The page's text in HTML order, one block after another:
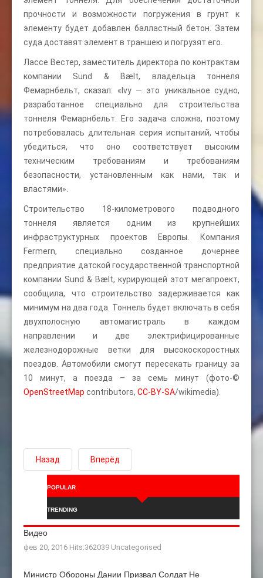
прочности и возможности погружения в грунт к
элементу будет добавлен балластный бетон. Затем
суда доставят элемент в траншею и погрузят его.
Лассе Вестер, заместитель директора по контрактам
компании Sund & Bælt, владельца тоннеля
Фемарнбельт, сказал: «Ivy — это уникальное судно,
разработанное специально для строительства
тоннеля Фемарнбельт. Его задача сложна, поэтому
потребовалась длительная серия испытаний, чтобы
убедиться, что оно соответствует высоким
техническим требованиям и требованиям
безопасности, установленным как нами, так и
властями».
Строительство 18-километрового подводного
тоннеля является одним из крупнейших
инфраструктурных проектов Европы. Компания
Fermern, специально созданное дочернее
предприятие датской государственной транспортной
компании Sund & Bælt, курирующей этот мегапроект,
сообщила, что строительство задерживается как
минимум на два года. Тоннель будет включать в себя
двухполосную автомагистраль в каждом
направлении и две электрифицированные
железнодорожные ветки для высокоскоростных
поездов. Автомобили смогут пересекать границу за
10 минут, а поезда – за семь минут (фото-©
OpenStreetMap contributors, CC-BY-SA/wikimedia).
Назад Вперёд
POPULAR
TRENDING
Видео
фев 20, 2016 Hits:362039 Uncategorised
Министр Обороны Дании Призвал Солдат Не